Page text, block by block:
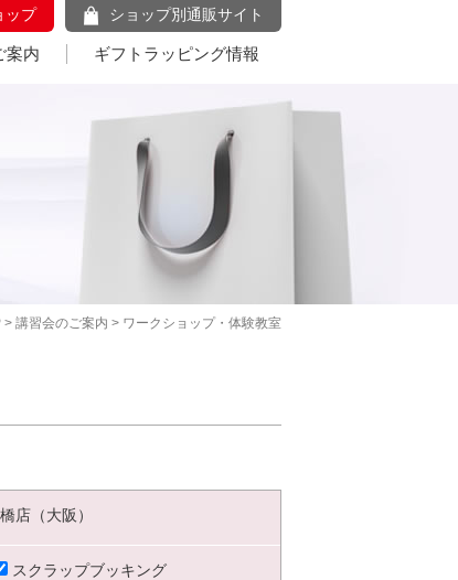
ップ ショップ別通販サイト
案内 ギフトラッピング情報
> 講習会のご案内 > ワークショップ・体験教室
店（大阪）
スクラップブッキング